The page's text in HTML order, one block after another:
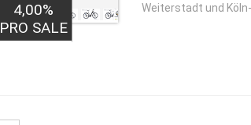
4,00%
PRO SALE
Weiterstadt und